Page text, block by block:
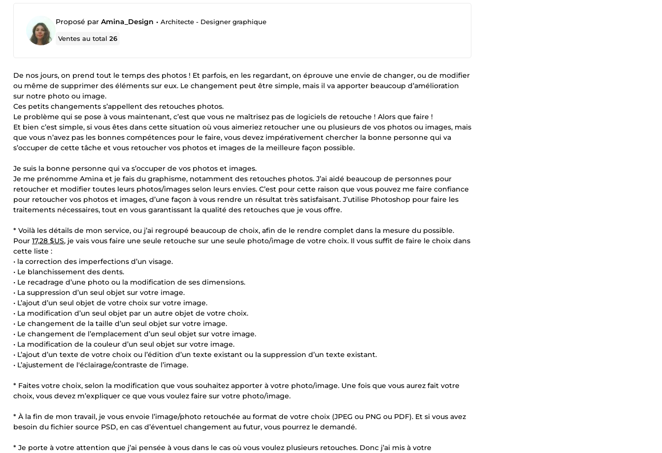
Proposé par Amina_Design • Architecte - Designer graphique
Ventes au total26
De nos jours, on prend tout le temps des photos ! Et parfois, en les regardant, on éprouve une envie de changer, ou de modifier
ou même de supprimer des éléments sur eux. Le changement peut être simple, mais il va apporter beaucoup d’amélioration
sur notre photo ou image.
Ces petits changements s’appellent des retouches photos.
Le problème qui se pose à vous maintenant, c’est que vous ne maîtrisez pas de logiciels de retouche ! Alors que faire !
Et bien c’est simple, si vous êtes dans cette situation où vous aimeriez retoucher une ou plusieurs de vos photos ou images, mais
que vous n’avez pas les bonnes compétences pour le faire, vous devez impérativement chercher la bonne personne qui va
s’occuper de cette tâche et vous retoucher vos photos et images de la meilleure façon possible.
Je suis la bonne personne qui va s’occuper de vos photos et images.
Je me prénomme Amina et je fais du graphisme, notamment des retouches photos. J’ai aidé beaucoup de personnes pour
retoucher et modifier toutes leurs photos/images selon leurs envies. C’est pour cette raison que vous pouvez me faire confiance
pour retoucher vos photos et images, d’une façon à vous rendre un résultat très satisfaisant. J’utilise Photoshop pour faire les
traitements nécessaires, tout en vous garantissant la qualité des retouches que je vous offre.
* Voilà les détails de mon service, ou j’ai regroupé beaucoup de choix, afin de le rendre complet dans la mesure du possible.
Pour 17,28 $US, je vais vous faire une seule retouche sur une seule photo/image de votre choix. Il vous suffit de faire le choix dans
cette liste :
• la correction des imperfections d’un visage.
• Le blanchissement des dents.
• Le recadrage d’une photo ou la modification de ses dimensions.
• La suppression d’un seul objet sur votre image.
• L’ajout d’un seul objet de votre choix sur votre image.
• La modification d’un seul objet par un autre objet de votre choix.
• Le changement de la taille d’un seul objet sur votre image.
• Le changement de l’emplacement d’un seul objet sur votre image.
• La modification de la couleur d’un seul objet sur votre image.
• L’ajout d’un texte de votre choix ou l’édition d’un texte existant ou la suppression d’un texte existant.
• L’ajustement de l'éclairage/contraste de l’image.
* Faites votre choix, selon la modification que vous souhaitez apporter à votre photo/image. Une fois que vous aurez fait votre
choix, vous devez m’expliquer ce que vous voulez faire sur votre photo/image.
* À la fin de mon travail, je vous envoie l’image/photo retouchée au format de votre choix (JPEG ou PNG ou PDF). Et si vous avez
besoin du fichier source PSD, en cas d’éventuel changement au futur, vous pourrez le demandé.
* Je porte à votre attention que j’ai pensée à vous dans le cas où vous voulez plusieurs retouches. Donc j’ai mis à votre